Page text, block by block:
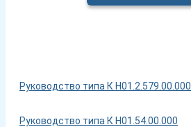
Руководство типа К Н01.2.579.00.000
Руководство типа К Н01.54.00.000